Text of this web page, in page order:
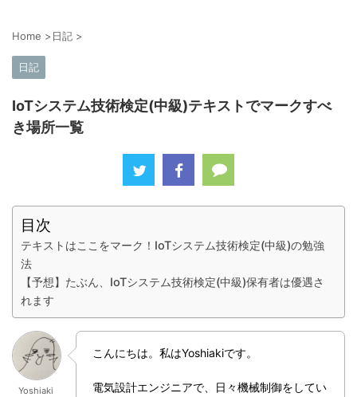
Home >日記 >
日記
IoTシステム技術検定(中級)テキストでマークすべ
き場所一覧
目次
テキストはここをマーク！IoTシステム技術検定(中級)の勉強
法
【予想】たぶん、IoTシステム技術検定(中級)保有者は優遇さ
れます
Yoshiaki
こんにちは。私はYoshiakiです。
電気設計エンジニアで、日々機械制御をしてい